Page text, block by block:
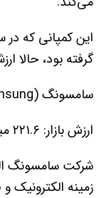
گرفته بود، حالا
سامسونگ (Samsung)
ارزش بازار: ۲۲۱.۶ میلیارد دلار
شرکت سامسونگ